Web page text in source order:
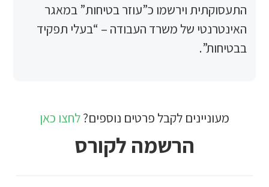
וירשמו כ”עוזר בטיחות” במאגר
של משרד העבודה – “בעלי תפקיד
לקבל פרטים נוספים?לחצו כאן
הרשמה לקורס